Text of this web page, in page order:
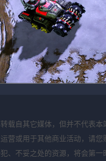
载自其它媒体，但并不代表本
营或用于其他商业活动，请您
、不妥之处的资源，将会第一